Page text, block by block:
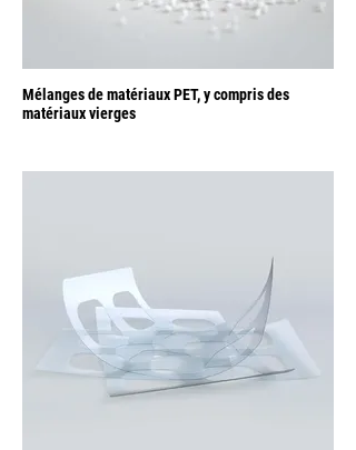
Mélanges de matériaux PET, y compris des
matériaux vierges